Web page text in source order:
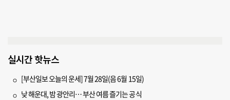
실시간 핫뉴스
[부산일보 오늘의 운세] 7월 28일(음 6월 15일)
낮 해운대, 밤 광안리… 부산 여름 즐기는 공식